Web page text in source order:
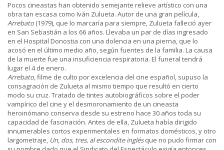
Pocos cineastas han obtenido semejante relieve artístico con una
obra tan escasa como Iván Zulueta. Autor de una gran película,
Arrebato (1979), que lo marcaría para siempre, Zulueta falleció ayer
en San Sebastián a los 66 años. Llevaba un par de días ingresado
en el Hospital Donostia con una dolencia en una pierna, que lo
acosó en el último medio año, según fuentes de la familia. La causa
de la muerte fue una insuficiencia respiratoria. El funeral tendrá
lugar el 4 de enero.
Arrebato,filme de culto por excelencia del cine español, supuso la
consagración de Zulueta al mismo tiempo que resultó en cierto
modo su cruz. Tratado de tintes autobiográficos sobre el poder
vampírico del cine y el desmoronamiento de un cineasta
heroinómano conserva desde su estreno hace 30 años toda su
capacidad de fascinación. Antes de ella, Zulueta había dirigido
innumerables cortos experimentales en formatos domésticos, y otro
largometraje, Un, dos, tres, al escondite inglésque no pudo firmar con